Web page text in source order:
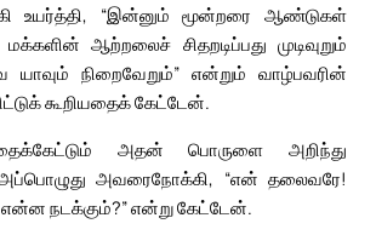
உயர்த்தி, “இன்னும் மூன்றரை ஆண்டுகள்
ஆற்றலைச் சிதறடிப்பது முடிவுறும்
நிறைவேறும்” என்றும் வாழ்பவரின்
கூறியதைக் கேட்டேன்.
அதன் பொருளை அறிந்து
அவரைநோக்கி, “என் தலைவரே!
என்ன நடக்கும்?” என்று கேட்டேன்.